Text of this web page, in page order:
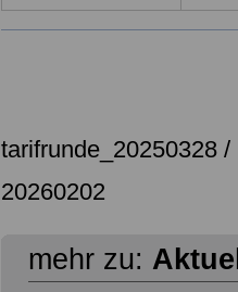
tarifrunde_20250328
20260202
mehr zu: